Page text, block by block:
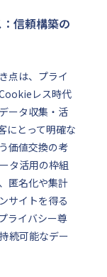
信頼構築の
点は、プライ
レス時代
ータ収集・活
にとって明確な
価値交換の考
タ活用の枠組
匿名化や集計
サイトを得る
ライバシー尊
続可能なデー